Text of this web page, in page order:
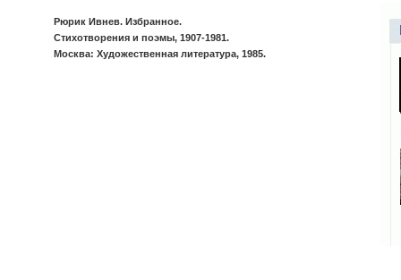
Рюрик Ивнев. Избранное.
Стихотворения и поэмы, 1907-1981.
Москва: Художественная литература, 1985.